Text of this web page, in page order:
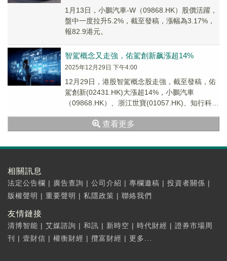
1月13日，小鵬汽車-W（09868.HK）股價活躍，
盤中一度拉升5.2%，截至發稿，漲幅為3.17%，
報82.9港元。
智駕概念又走強，佑駕創新飙漲超14%
2025年12月29日 下午4:00
12月29日，港股智駕概念股走強，截至發稿，佑
駕創新(02431.HK)大漲超14%，小鵬汽車
（09868.HK）、浙江世寶(01057.HK)、知行科技
查看更多
相關訊息
法定公告欄 | 廣告查詢 | 公司介紹 | 專欄邀稿 | 投資者關係 |
版權聲明 | 重要聲明 | 私隱政策 | 聯絡我們
友情鏈接
清博智能 | 艾媒諮詢 | 和訊 | 新時空 | 時代財經 | 證券市場周
刊
| 壹財信 | 權衡財經 | 攬富財經 | 更多...